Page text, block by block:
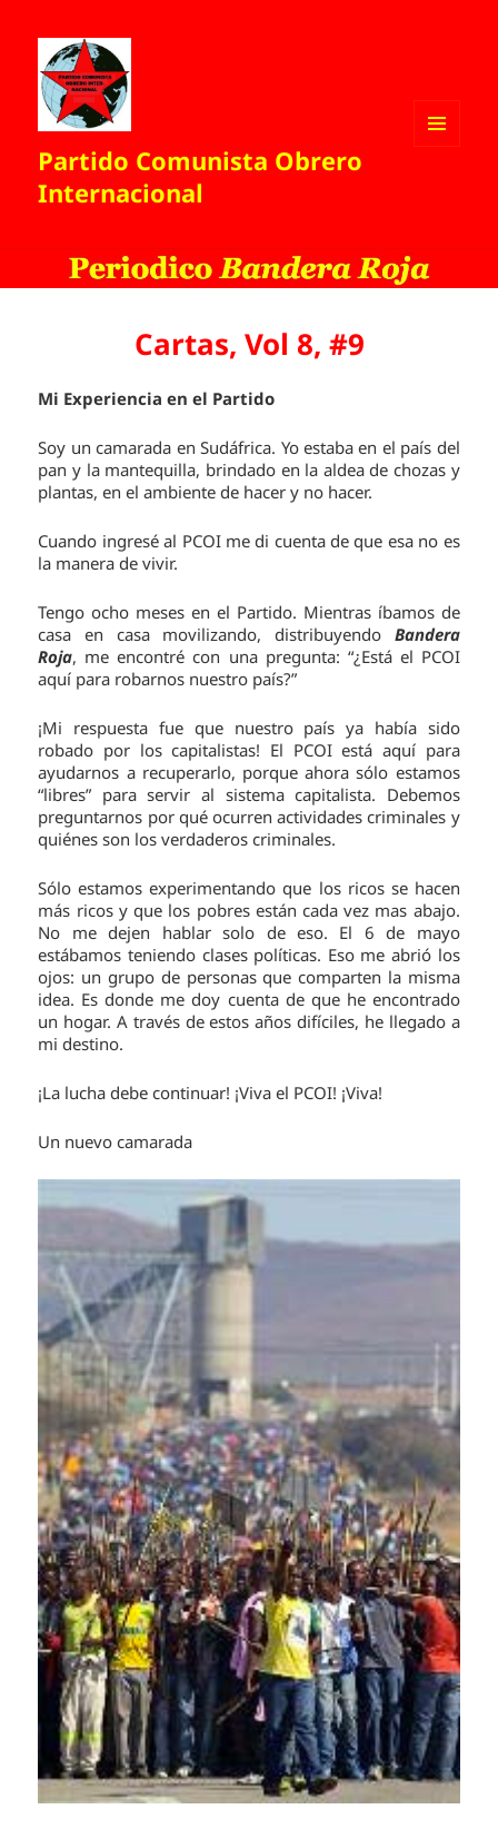
Partido Comunista Obrero
Internacional
Cartas, Vol 8, #9
Mi Experiencia en el Partido
Soy un camarada en Sudáfrica. Yo estaba en el país del
pan y la mantequilla, brindado en la aldea de chozas y
plantas, en el ambiente de hacer y no hacer.
Cuando ingresé al PCOI me di cuenta de que esa no es
la manera de vivir.
Tengo ocho meses en el Partido. Mientras íbamos de
casa en casa movilizando, distribuyendo Bandera
Roja, me encontré con una pregunta: “¿Está el PCOI
aquí para robarnos nuestro país?”
¡Mi respuesta fue que nuestro país ya había sido
robado por los capitalistas! El PCOI está aquí para
ayudarnos a recuperarlo, porque ahora sólo estamos
“libres” para servir al sistema capitalista. Debemos
preguntarnos por qué ocurren actividades criminales y
quiénes son los verdaderos criminales.
Sólo estamos experimentando que los ricos se hacen
más ricos y que los pobres están cada vez mas abajo.
No me dejen hablar solo de eso. El 6 de mayo
estábamos teniendo clases políticas. Eso me abrió los
ojos: un grupo de personas que comparten la misma
idea. Es donde me doy cuenta de que he encontrado
un hogar. A través de estos años difíciles, he llegado a
mi destino.
¡La lucha debe continuar! ¡Viva el PCOI! ¡Viva!
Un nuevo camarada